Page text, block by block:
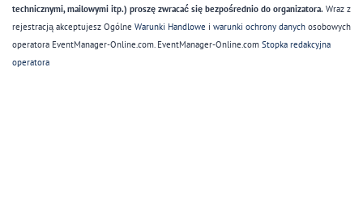
technicznymi, mailowymi itp.) proszę zwracać się bezpośrednio do organizatora. Wraz z
rejestracją akceptujesz Ogólne Warunki Handlowe i warunki ochrony danych osobowych
operatora EventManager-Online.com. EventManager-Online.com Stopka redakcyjna
operatora